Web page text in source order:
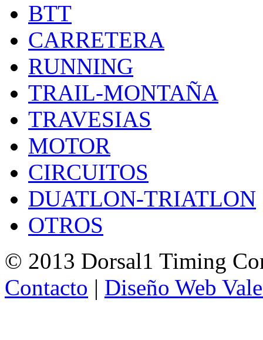
BTT
CARRETERA
RUNNING
TRAIL-MONTAÑA
TRAVESIAS
MOTOR
CIRCUITOS
DUATLON-TRIATLON
OTROS
© 2013 Dorsal1 Timing
Contacto | Diseño Web